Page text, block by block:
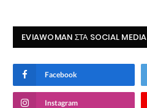
EVIAWOMAN ΣΤΑ SOCIAL MEDIA
Facebook
Instagram